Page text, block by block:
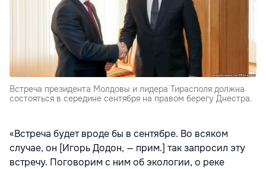
Встреча президента Молдовы и лидера Тирасполя должна
состояться в середине сентября на правом берегу Днестра.
«Встреча будет вроде бы в сентябре. Во всяком
случае, он [Игорь Додон, — прим.] так запросил эту
встречу. Поговорим с ним об экологии, о реке